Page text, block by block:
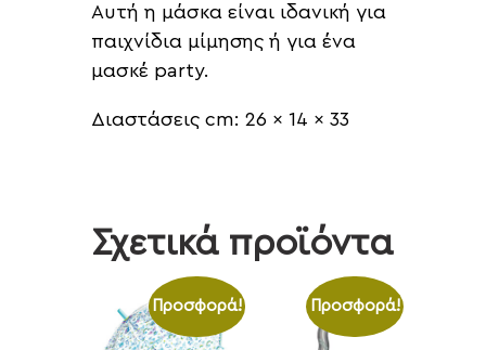
Αυτή η μάσκα είναι ιδανική για
παιχνίδια μίμησης ή για ένα
μασκέ party.
Διαστάσεις cm: 26 x 14 x 33
Σχετικά προϊόντα
Προσφορά! Προσφορά!